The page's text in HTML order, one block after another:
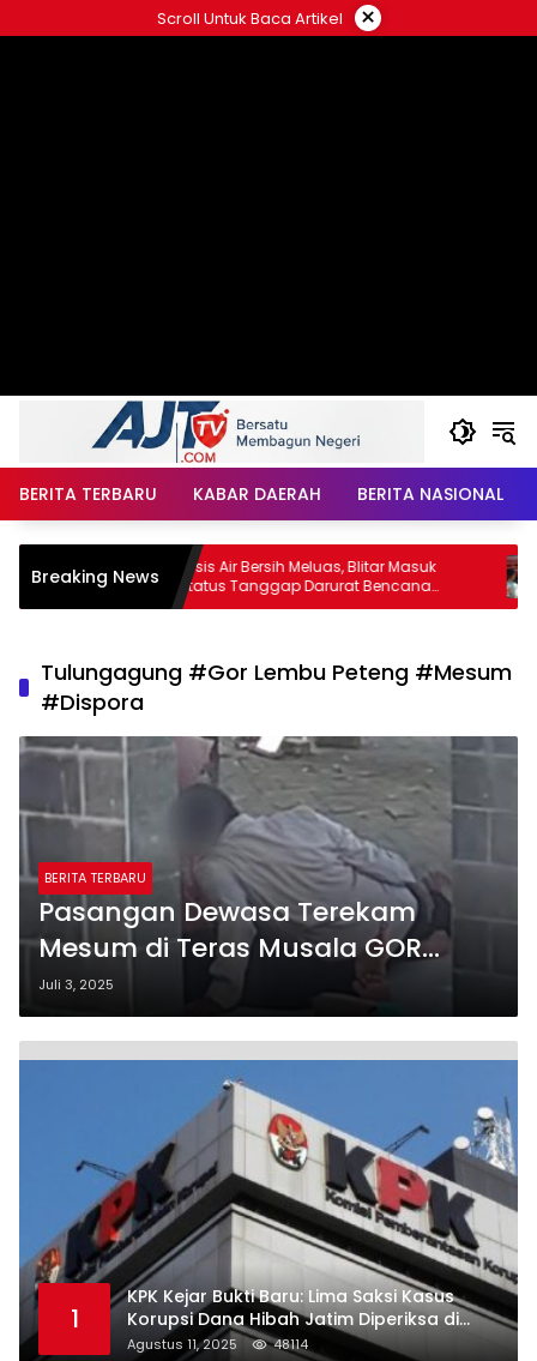
ke
Scroll Untuk Baca Artikel ×
BERITA TERBARU KABAR DAERAH BERITA NASIONAL
Breaking News
SIM
Krisis Air Bersih Meluas, Blitar Masuk
Status Tanggap Darurat Bencana
Hingga Oktober
Tulungagung #Gor Lembu Peteng #Mesum
#Dispora
BERITA TERBARU
Pasangan Dewasa Terekam
Mesum di Teras Musala GOR
Lembu Peteng Tulungagung
Juli 3, 2025
1
KPK Kejar Bukti Baru: Lima Saksi Kasus
Korupsi Dana Hibah Jatim Diperiksa di
Trenggalek
Agustus 11, 2025 48114